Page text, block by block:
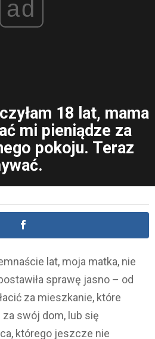
ad
18 lat, mama
mi pieniądze za
pokoju. Teraz
lat, moja matka, nie
sprawę jasno – od
za mieszkanie, które
swój dom, lub się
którego jeszcze nie